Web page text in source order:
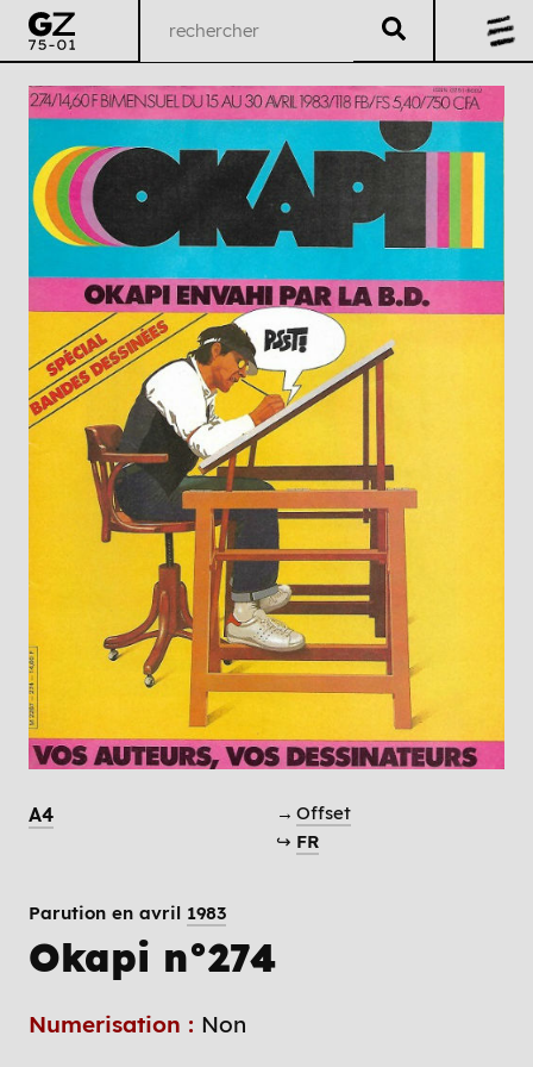
A4 → Offset
↪ FR
Parution en avril 1983
Okapi n°274
Numerisation : Non